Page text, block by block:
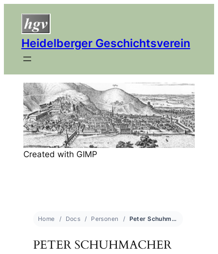
Heidelberger Geschichtsverein
Created with GIMP
Home Docs Personen Peter Schuhmacher
PETER SCHUHMACHER